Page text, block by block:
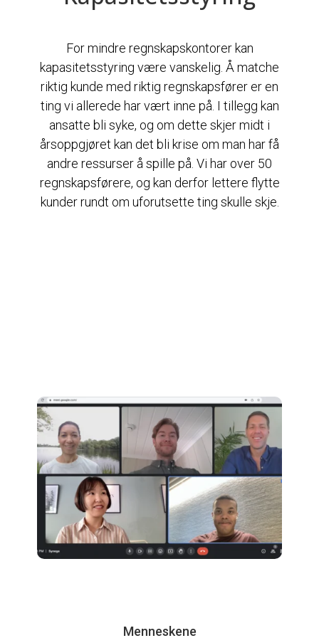
For mindre regnskapskontorer kan
kapasitetsstyring være vanskelig. Å matche
riktig kunde med riktig regnskapsfører er en
ting vi allerede har vært inne på. I tillegg kan
ansatte bli syke, og om dette skjer midt i
årsoppgjøret kan det bli krise om man har få
andre ressurser å spille på. Vi har over 50
regnskapsførere, og kan derfor lettere flytte
kunder rundt om uforutsette ting skulle skje.
Menneskene